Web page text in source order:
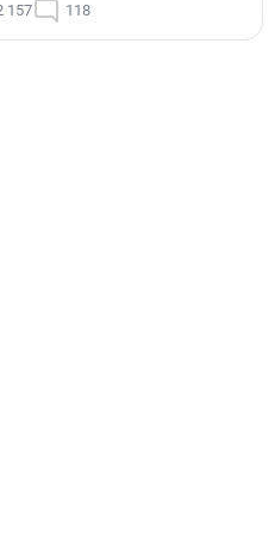
157 118